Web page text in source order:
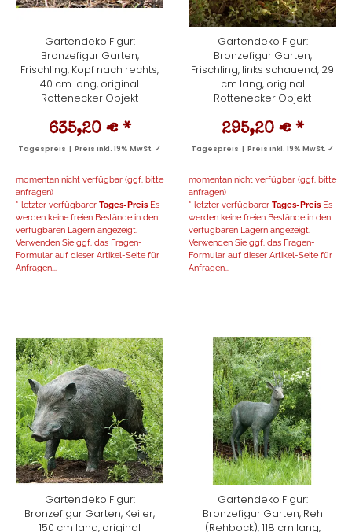
Gartendeko Figur:
Bronzefigur Garten,
Frischling, Kopf nach rechts,
40 cm lang, original
Rottenecker Objekt
635,20 € *
Tagespreis | Preis inkl. 19% MwSt. ✓
momentan nicht verfügbar (ggf. bitte
anfragen)
* letzter verfügbarer Tages-Preis Es
werden keine freien Bestände in den
verfügbaren Lägern angezeigt.
Verwenden Sie ggf. das Fragen-
Formular auf dieser Artikel-Seite für
Anfragen...
Gartendeko Figur:
Bronzefigur Garten,
Frischling, links schauend, 29
cm lang, original
Rottenecker Objekt
295,20 € *
Tagespreis | Preis inkl. 19% MwSt. ✓
momentan nicht verfügbar (ggf. bitte
anfragen)
* letzter verfügbarer Tages-Preis Es
werden keine freien Bestände in den
verfügbaren Lägern angezeigt.
Verwenden Sie ggf. das Fragen-
Formular auf dieser Artikel-Seite für
Anfragen...
Gartendeko Figur:
Bronzefigur Garten, Keiler,
150 cm lang, original
Gartendeko Figur:
Bronzefigur Garten, Reh
(Rehbock), 118 cm lang,